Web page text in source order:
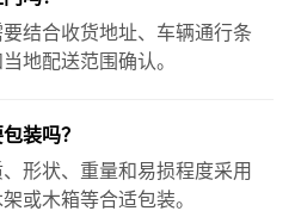
结合收货地址、车辆通行条
地配送范围确认。
装吗？
形状、重量和易损程度采用
或木箱等合适包装。